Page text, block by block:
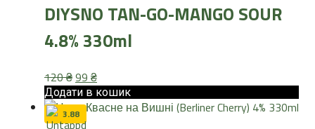
DIYSNO TAN-GO-MANGO SOUR
4.8% 330ml
120₴Оригінальна
ціна:
120 ₴.
99 ₴Поточна
ціна:
99 ₴.
Додати в кошик
3.88